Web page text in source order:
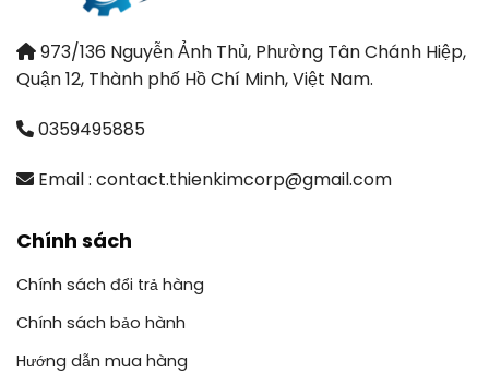
973/136 Nguyễn Ảnh Thủ, Phường Tân Chánh Hiệp,
Quận 12, Thành phố Hồ Chí Minh, Việt Nam.
0359495885
Email : contact.thienkimcorp@gmail.com
Chính sách
Chính sách đổi trả hàng
Chính sách bảo hành
Hướng dẫn mua hàng